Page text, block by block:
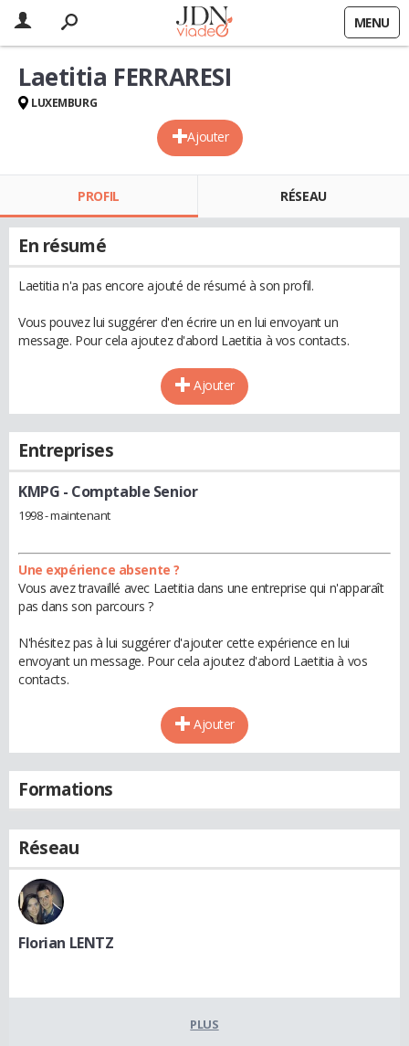
MENU
Ajouter
Laetitia FERRARESI
LUXEMBURG
PROFIL RÉSEAU
En résumé
Laetitia n'a pas encore ajouté de résumé à son profil.
Vous pouvez lui suggérer d'en écrire un en lui envoyant un
message. Pour cela ajoutez d'abord Laetitia à vos contacts.
Ajouter
Entreprises
KMPG - Comptable Senior
1998 - maintenant
Une expérience absente ?
Vous avez travaillé avec Laetitia dans une entreprise qui n'apparaît
pas dans son parcours ?
N'hésitez pas à lui suggérer d'ajouter cette expérience en lui
envoyant un message. Pour cela ajoutez d'abord Laetitia à vos
contacts.
Ajouter
Formations
Réseau
Florian LENTZ
PLUS